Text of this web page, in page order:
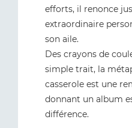
efforts, il renonce
extraordinaire
son aile.
Des crayons de
simple trait, la
casserole est une
donnant un album
différence.